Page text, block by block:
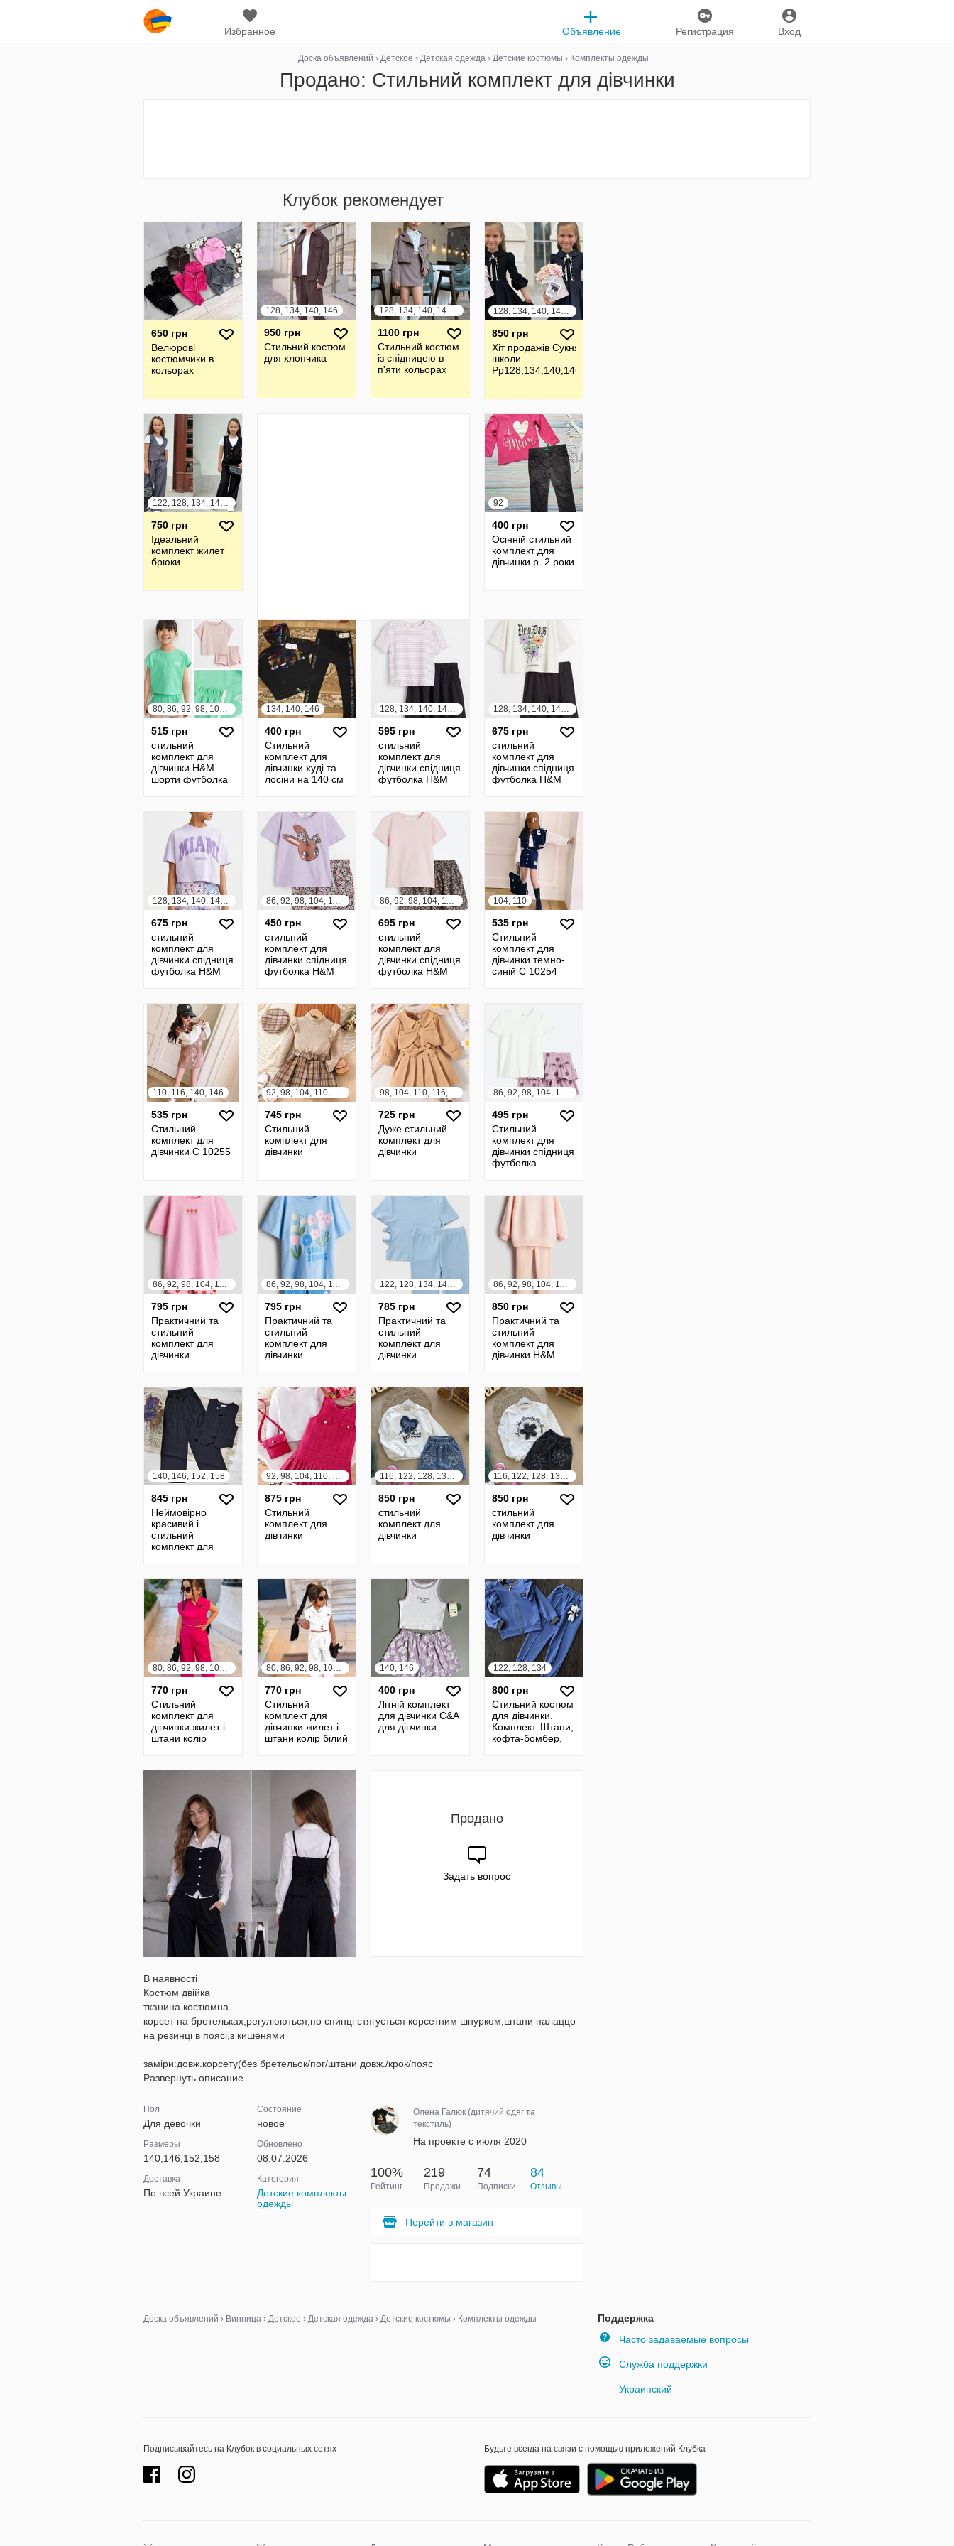
Избранное Вход
Регистрация
Объявление
Доска объявлений › Детское › Детская одежда › Детские костюмы › Комплекты одежды
Продано: Стильний комплект для дівчинки
Клубок рекомендует
650 грн
Велюрові
костюмчики в
кольорах
128, 134, 140, 146
950 грн
Стильний костюм
для хлопчика
128, 134, 140, 146, 152, 158, 164
1100 грн
Стильний костюм
із спідницею в
п'яти кольорах
128, 134, 140, 146, 152
850 грн
Хіт продажів Сукня для
школи
Рр128,134,140,146,152
122, 128, 134, 140, 146, 152
750 грн
Ідеальний
комплект жилет
брюки
92
400 грн
Осінній стильний
комплект для
дівчинки р. 2 роки
80, 86, 92, 98, 104, 110, 116, 122, 128, 134, 140
515 грн
стильний
комплект для
дівчинки H&M
шорти футболка
134, 140, 146
400 грн
Стильний
комплект для
дівчинки худі та
лосіни на 140 см
128, 134, 140, 146, 152, 158, 164
595 грн
стильний
комплект для
дівчинки спідниця
футболка H&M
128, 134, 140, 146, 152, 158, 164
675 грн
стильний
комплект для
дівчинки спідниця
футболка H&M
128, 134, 140, 146, 152, 158, 164
675 грн
стильний
комплект для
дівчинки спідниця
футболка H&M
86, 92, 98, 104, 110, 116, 122, 128, 134, 140
450 грн
стильний
комплект для
дівчинки спідниця
футболка H&M
86, 92, 98, 104, 110, 116, 122, 128, 134, 140
695 грн
стильний
комплект для
дівчинки спідниця
футболка H&M
104, 110
535 грн
Стильний
комплект для
дівчинки темно-
синій C 10254
110, 116, 140, 146
535 грн
Стильний
комплект для
дівчинки C 10255
92, 98, 104, 110, 116, 122, 128
745 грн
Стильний
комплект для
дівчинки
98, 104, 110, 116, 122, 128
725 грн
Дуже стильний
комплект для
дівчинки
86, 92, 98, 104, 110, 116, 122, 128, 134, 140
495 грн
Стильний
комплект для
дівчинки спідниця
футболка
86, 92, 98, 104, 110, 116, 122, 128, 134, 140
795 грн
Практичний та
стильний
комплект для
дівчинки
шорти h&m англія
86, 92, 98, 104, 110, 116, 122, 128, 134, 140
795 грн
Практичний та
стильний
комплект для
дівчинки
шорти h&m англія
122, 128, 134, 140, 146, 152, 158, 164
785 грн
Практичний та
стильний
комплект для
дівчинки
шорти Matalan
англія
86, 92, 98, 104, 110, 116, 122, 128, 134, 140
850 грн
Практичний та
стильний
комплект для
дівчинки H&M
140, 146, 152, 158
845 грн
Неймовірно
красивий і
стильний
комплект для
92, 98, 104, 110, 116, 122, 128
875 грн
Стильний
комплект для
дівчинки
116, 122, 128, 134, 140
850 грн
стильний
комплект для
дівчинки
116, 122, 128, 134, 140
850 грн
стильний
комплект для
дівчинки
80, 86, 92, 98, 104, 110, 116, 122, 128, 134, 140
770 грн
Стильний
комплект для
дівчинки жилет і
штани колір
80, 86, 92, 98, 104, 110, 116, 122, 128, 134, 140
770 грн
Стильний
комплект для
дівчинки жилет і
штани колір білий
140, 146
400 грн
Літній комплект
для дівчинки C&A
для дівчинки
122, 128, 134
800 грн
Стильний костюм
для дівчинки.
Комплект. Штани,
кофта-бомбер,
Продано
Задать вопрос
В наявності
Костюм двійка
тканина костюмна
корсет на бретельках,регулюються,по спинці стягується корсетним шнурком,штани палаццо
на резинці в поясі,з кишенями
заміри:довж.корсету(без бретельок/пог/штани довж./крок/пояс
Развернуть описание
Пол
Для девочки
Размеры
140,146,152,158
Доставка
По всей Украине
Состояние
новое
Обновлено
08.07.2026
Категория
Детские комплекты
одежды
Олена Галюк (дитячий одяг та
текстиль)
На проекте с июля 2020
100%
Рейтинг
219
Продажи
74
Подписки
84
Отзывы
Перейти в магазин
Поддержка
Часто задаваемые вопросы
Служба поддержки
Украинский
Доска объявлений › Винница › Детское › Детская одежда › Детские костюмы › Комплекты одежды
Подписывайтесь на Клубок в социальных сетях Будьте всегда на связи с помощью приложений Клубка